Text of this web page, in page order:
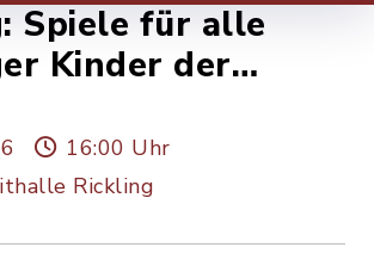
Spiele für alle
Kinder der
16:00 Uhr
Rickling